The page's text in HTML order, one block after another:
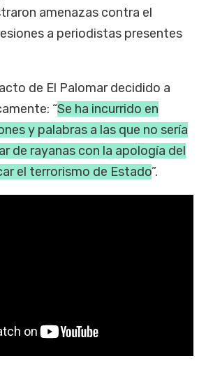
amenazas contra el
a periodistas presentes
de El Palomar decidido a
“Se ha incurrido en
y palabras a las que no sería
de rayanas con la apología del
el terrorismo de Estado”.